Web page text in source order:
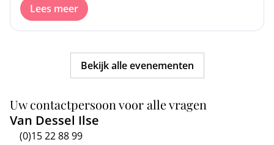
Lees meer
Bekijk alle evenementen
Uw contactpersoon voor alle vragen
Van Dessel Ilse
(0)15 22 88 99